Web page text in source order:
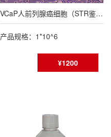
VCaP人前列腺癌细胞（STR鉴定报告）
产品规格：1*10^6
¥1200